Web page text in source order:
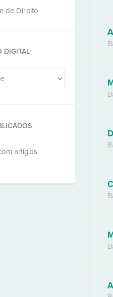
de Direito
DIGITAL
artigos